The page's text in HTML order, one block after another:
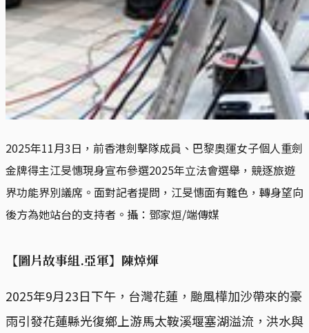
2025年11月3日，前香港劍擊隊成員、巴黎奧運女子個人重劍
金牌得主江旻憓現身宣布參選2025年立法會選舉，競逐旅遊
界功能界別議席。面對記者提問，江旻憓面有難色，轉身望向
後方為她站台的支持者。攝：鄧家烜/端傳媒
【圖片故事組.亞軍】陳焯煇
2025年9月23日下午，台灣花蓮，颱風樺加沙帶來的豪
雨引發花蓮縣光復鄉上游馬太鞍溪堰塞湖溢流，洪水與